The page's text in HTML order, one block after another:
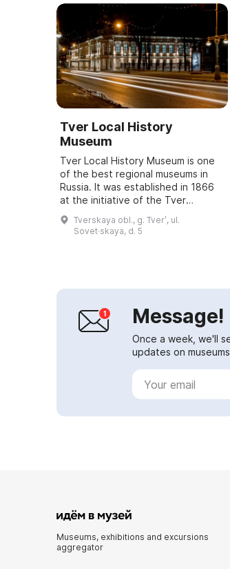
Tver Local History
Museum
Tver Local History Museum is one
of the best regional museums in
Russia. It was established in 1866
at the initiative of the Tver
Provincial Statistical Committee
under the leadership of the
Tverskaya obl., g. Tverʹ, ul.
Sovet·skaya, d. 5
Message!
Once a week, we'll
updates on
Museums, exhibitions and excursions
aggregator